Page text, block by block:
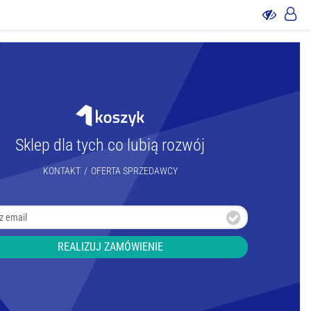
Sklep dla tych co lubią rozwój
KONTAKT / OFERTA SPRZEDAWCY
REALIZUJ ZAMÓWIENIE